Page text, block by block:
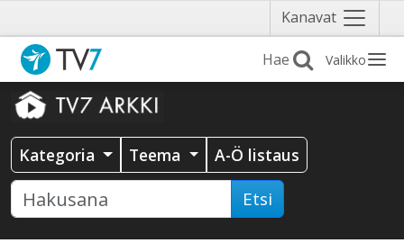
Kanavat Näytä
valikko
Valikko
Kategoria Teema A-Ö listaus
Etsi